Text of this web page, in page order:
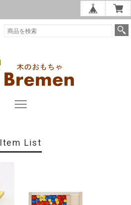
Item List